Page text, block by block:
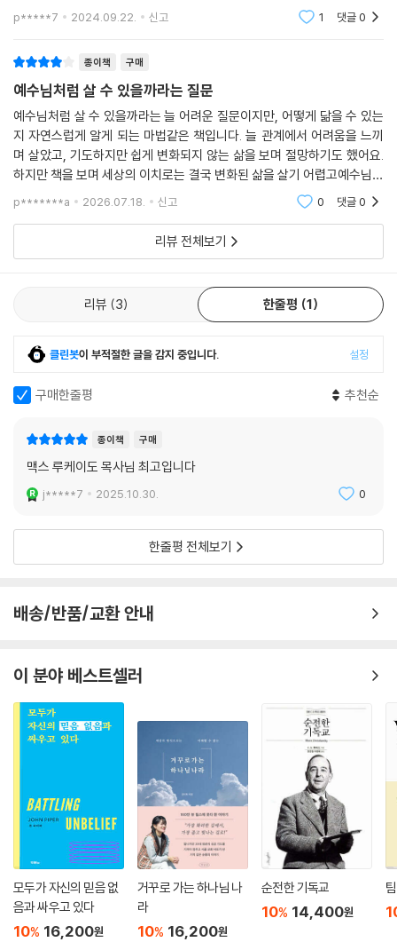
p*****7 2024.09.22. 신고 1 댓글0
종이책 구매
예수님처럼 살 수 있을까라는 질문
예수님처럼 살 수 있을까라는 늘 어려운 질문이지만, 어떻게 닮을 수 있는
지 자연스럽게 알게 되는 마법같은 책입니다. 늘 관계에서 어려움을 느끼
며 살았고, 기도하지만 쉽게 변화되지 않는 삶을 보며 절망하기도 했어요.
하지만 책을 보며 세상의 이치로는 결국 변화된 삶을 살기 어렵고예수님이
행하신 대로 사는 삶이 우리에게 변화를 주는 유일한 길임을 다시 깨닫게
되었어요. 크리
p*******a 2026.07.18. 신고 0 댓글0
리뷰 전체보기
리뷰 3 한줄평 1
클린봇이 부적절한 글을 감지 중입니다. 설정
구매한줄평 추천순
종이책 구매
맥스 루케이도 목사님 최고입니다
j*****7 2025.10.30. 0
한줄평 전체보기
배송/반품/교환 안내
이 분야 베스트셀러
모두가 자신의 믿음 없
음과 싸우고 있다
10% 16,200원
거꾸로 가는 하나님 나
라
10% 16,200원
순전한 기독교
10% 14,400원